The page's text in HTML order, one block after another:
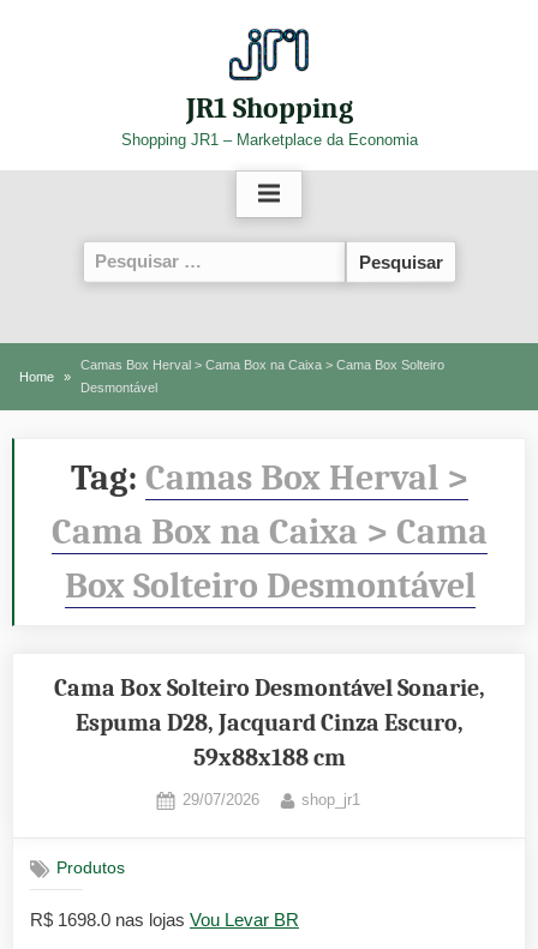
JR1 Shopping
Shopping JR1 – Marketplace da Economia
Pesquisar
por:
Home
Camas Box Herval > Cama Box na Caixa > Cama Box Solteiro
Desmontável
Tag: Camas Box Herval >
Cama Box na Caixa > Cama
Box Solteiro Desmontável
Cama Box Solteiro Desmontável Sonarie,
Espuma D28, Jacquard Cinza Escuro,
59x88x188 cm
Posted
29/07/2026 By
shop_jr1
Produtos
R$ 1698.0 nas lojas Vou Levar BR